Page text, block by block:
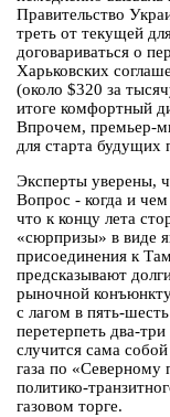
Правительство
треть от текущей
договариваться о
Харьковских
(около $320 за
итоге комфортный
Впрочем, премьер-
для старта будущих
Эксперты уверены,
Вопрос - когда и
что к концу лета
«сюрпризы» в виде
присоединения к
предсказывают
рыночной
с лагом в пять-
перетерпеть два-
случится сама
газа по «Северному
политико-
газовом торге.